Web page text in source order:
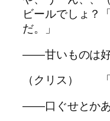
ビールでしょ？
だ。」
――甘いものは
（クリス） 「
――口ぐせとか